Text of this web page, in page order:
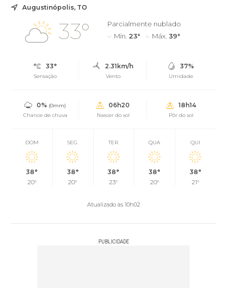
Augustinópolis, TO
33°
Parcialmente nublado
Mín. 23° Máx. 39°
33°
Sensação
2.31km/h
Vento
37%
Umidade
0% (0mm)
Chance de chuva
06h20
Nascer do sol
18h14
Pôr do sol
DOM
38°
20°
SEG
38°
20°
TER
38°
23°
QUA
38°
20°
QUI
38°
21°
Atualizado às 10h02
PUBLICIDADE